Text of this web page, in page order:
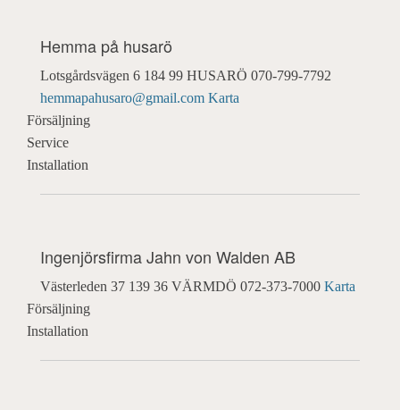
Hemma på husarö
Lotsgårdsvägen 6 184 99 HUSARÖ 070-799-7792
hemmapahusaro@gmail.com Karta
Försäljning
Service
Installation
Ingenjörsfirma Jahn von Walden AB
Västerleden 37 139 36 VÄRMDÖ 072-373-7000 Karta
Försäljning
Installation